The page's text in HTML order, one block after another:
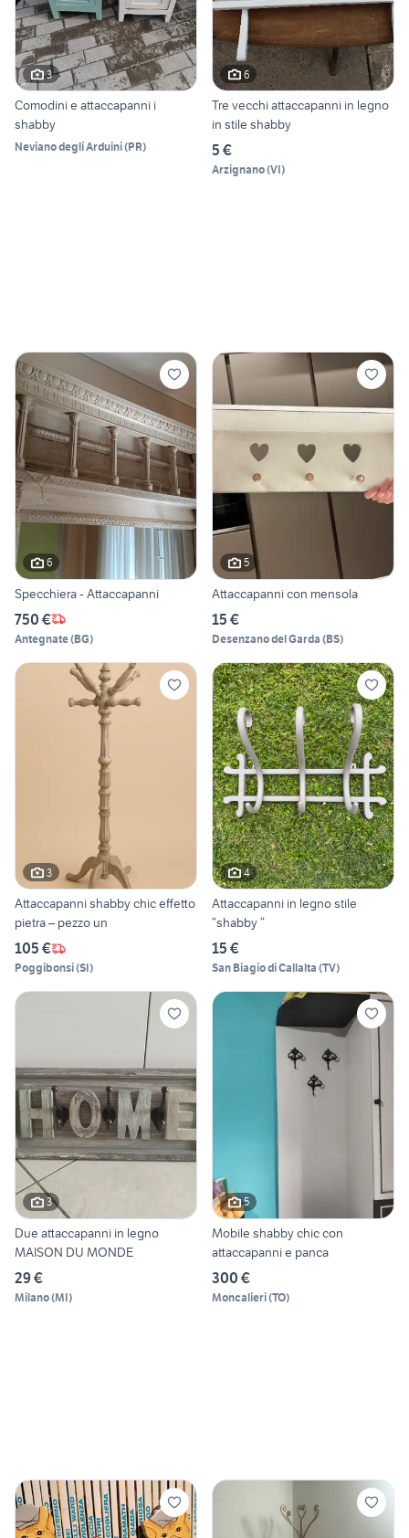
3
Comodini e attaccapanni i
shabby
Neviano degli Arduini(PR)
6
Tre vecchi attaccapanni in legno
in stile shabby
5 €
Arzignano(VI)
6
Specchiera - Attaccapanni
750 €
Antegnate(BG)
5
Attaccapanni con mensola
15 €
Desenzano del Garda (BS)
3
Attaccapanni shabby chic effetto
pietra – pezzo un
105 €
Poggibonsi(SI)
4
Attaccapanni in legno stile
“shabby “
15 €
San Biagio di Callalta (TV)
3
Due attaccapanni in legno
MAISON DU MONDE
29 €
Milano(MI)
5
Mobile shabby chic con
attaccapanni e panca
300 €
Moncalieri(TO)